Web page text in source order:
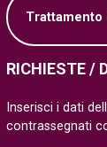
Trattamento
RICHIESTE /
Inserisci i dati
contrassegnati